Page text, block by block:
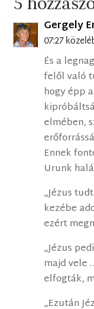
Gergely
07:27
És a
felől való
hogy épp
elmében,
Ennek
Urunk
„Jézus
kezébe
ezért
„Jézus
majd vele
elfogták,
„Ezután